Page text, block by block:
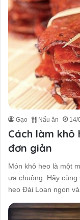
Gạo Nấu ăn 14/
Cách làm
đơn giản
Món khô heo là một
ưa chuộng. Hãy
heo Đài Loan ngon